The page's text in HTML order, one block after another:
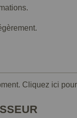
Cliquez ici